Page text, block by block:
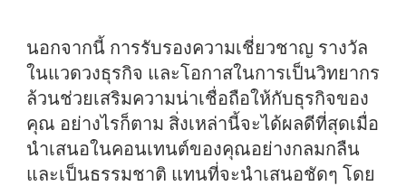
นอกจากนี้ การรับรองความเชี่ยวชาญ รางวัล
ในแวดวงธุรกิจ และโอกาสในการเป็นวิทยากร
ล้วนช่วยเสริมความน่าเชื่อถือให้กับธุรกิจของ
คุณ อย่างไรก็ตาม สิ่งเหล่านี้จะได้ผลดีที่สุดเมื่อ
นำเสนอในคอนเทนต์ของคุณอย่างกลมกลืน
และเป็นธรรมชาติ แทนที่จะนำเสนอชัดๆ โดย